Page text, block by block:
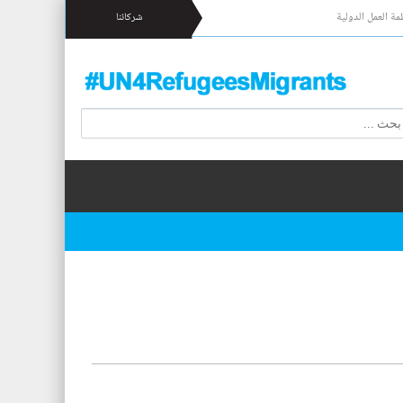
العمل الدولية شركائنا